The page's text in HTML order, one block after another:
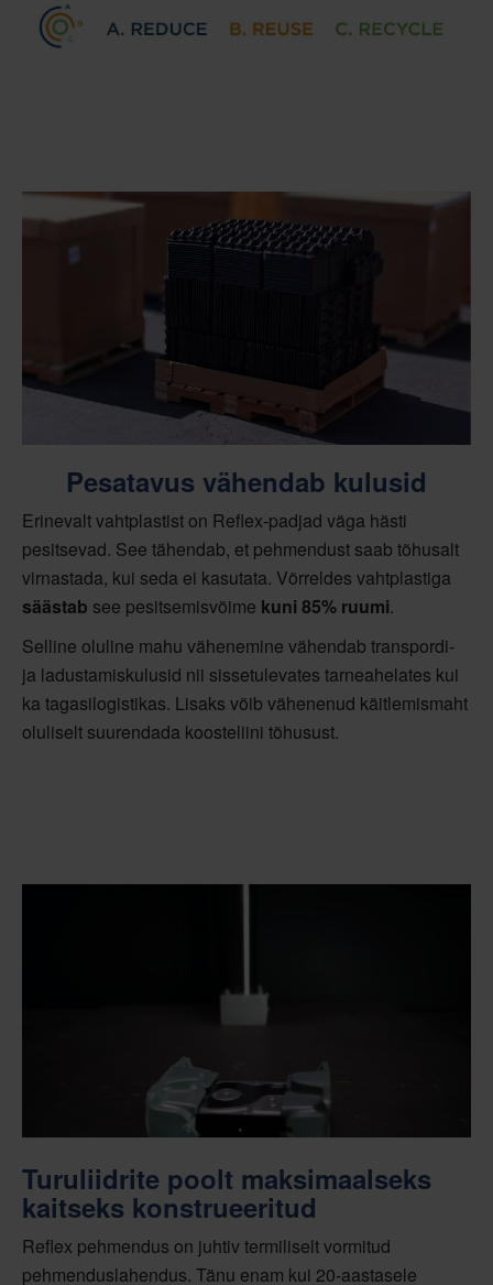
Pesatavus vähendab kulusid
Erinevalt vahtplastist on Reflex-padjad väga hästi
pesitsevad. See tähendab, et pehmendust saab tõhusalt
virnastada, kui seda ei kasutata. Võrreldes vahtplastiga
säästab see pesitsemisvõime kuni 85% ruumi.
Selline oluline mahu vähenemine vähendab transpordi-
ja ladustamiskulusid nii sissetulevates tarneahelates kui
ka tagasilogistikas. Lisaks võib vähenenud käitlemismaht
oluliselt suurendada koosteliini tõhusust.
Turuliidrite poolt maksimaalseks
kaitseks konstrueeritud
Reflex pehmendus on juhtiv termiliselt vormitud
pehmenduslahendus. Tänu enam kui 20-aastasele